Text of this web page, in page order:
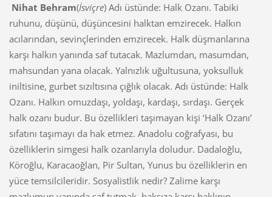
Nihat Behram(İsviçre) Adı üstünde: Halk Ozanı. Tabiki
ruhunu, düşünü, düşüncesini halktan emzirecek. Halkın
acılarından, sevinçlerinden emzirecek. Halk düşmanlarına
karşı halkın yanında saf tutacak. Mazlumdan, masumdan,
mahsundan yana olacak. Yalnızlık uğultusuna, yoksulluk
iniltisine, gurbet sızıltısına çığlık olacak. Adı üstünde: Halk
Ozanı. Halkın omuzdaşı, yoldaşı, kardaşı, sırdaşı. Gerçek
halk ozanı budur. Bu özellikleri taşımayan kişi ‘Halk Ozanı’
sıfatını taşımayı da hak etmez. Anadolu coğrafyası, bu
özelliklerin simgesi halk ozanlarıyla doludur. Dadaloğlu,
Köroğlu, Karacaoğlan, Pir Sultan, Yunus bu özelliklerin en
yüce temsilcileridir. Sosyalistlik nedir? Zalime karşı